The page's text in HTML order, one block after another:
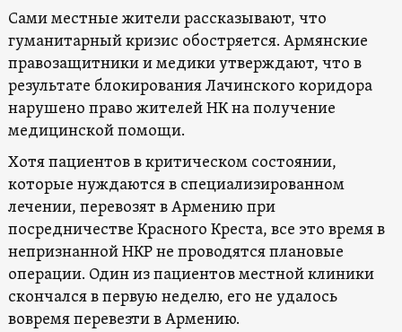
Сами местные жители рассказывают, что
гуманитарный кризис обостряется. Армянские
правозащитники и медики утверждают, что в
результате блокирования Лачинского коридора
нарушено право жителей НК на получение
медицинской помощи.
Хотя пациентов в критическом состоянии,
которые нуждаются в специализированном
лечении, перевозят в Армению при
посредничестве Красного Креста, все это время в
непризнанной НКР не проводятся плановые
операции. Один из пациентов местной клиники
скончался в первую неделю, его не удалось
вовремя перевезти в Армению.